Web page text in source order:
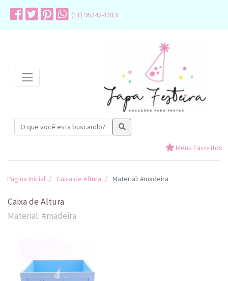
(11) 95242-1013
Meus Favoritos
Página Inicial Caixa de Altura Material: #madeira
Caixa de Altura
Material: #madeira